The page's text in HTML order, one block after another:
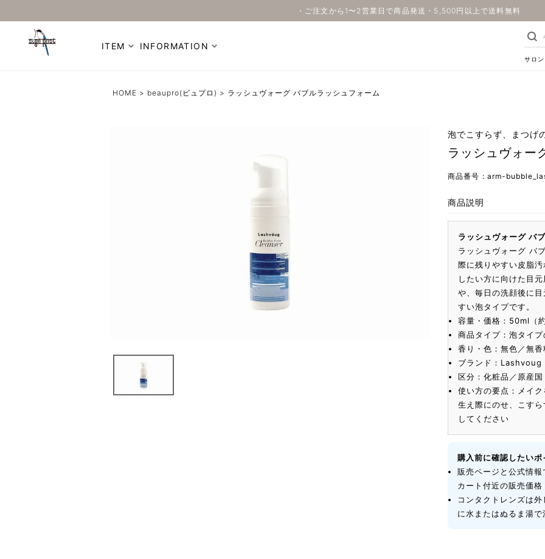
・ご注文から1〜2営業日で商品発送・5,500円以上で送料無料
ITEM INFORMATION
サロ
HOME beaupro(ビュプロ) ラッシュヴォーグ バブルラッシュフォーム
泡でこすらず、まつげ
ラッシュヴォー
商品番号 arm-
商品説明
ラッシュヴォーグ バ
ラッシュヴォーグ バ
際に残りやすい皮脂
したい方に向けた目
や、毎日の洗顔後に
すい泡タイプです。
容量・価格：50ml（
商品タイプ：泡タイ
香り・色：無色／無香
ブランド：Lashvoug
区分：化粧品／原産国
使い方の要点：メイ
生え際にのせ、こす
してください
購入前に確認したいポ
販売ページと公式情
カート付近の販売価格
コンタクトレンズは
に水またはぬるま湯で